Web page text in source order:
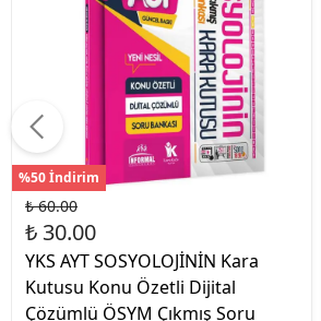
%50 İndirim
₺ 60.00
₺ 30.00
YKS AYT SOSYOLOJİNİN Kara
Kutusu Konu Özetli Dijital
Çözümlü ÖSYM Çıkmış Soru